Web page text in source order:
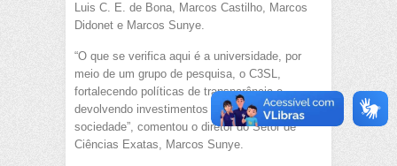
Luis C. E. de Bona, Marcos Castilho, Marcos
Didonet e Marcos Sunye.
“O que se verifica aqui é a universidade, por
meio de um grupo de pesquisa, o C3SL,
fortalecendo políticas de transparência e
devolvendo investimentos públicos à
sociedade”, comentou o diretor do Setor de
Ciências Exatas, Marcos Sunye.